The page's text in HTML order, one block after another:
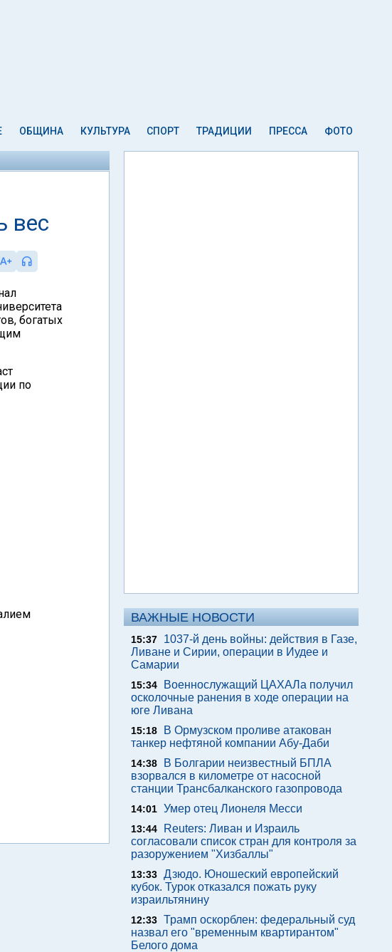
ОБЩИНА КУЛЬТУРА СПОРТ ТРАДИЦИИ ПРЕССА ФОТО
вес
богатых
по
ВАЖНЫЕ НОВОСТИ
15:37
1037-й день войны: действия в Газе,
Ливане и Сирии, операции в Иудее и
Самарии
15:34
Военнослужащий ЦАХАЛа получил
осколочные ранения в ходе операции на
юге Ливана
15:18
В Ормузском проливе атакован
танкер нефтяной компании Абу-Даби
14:38
В Болгарии неизвестный БПЛА
взорвался в километре от насосной
станции Трансбалканского газопровода
14:01 Умер отец Лионеля Месси
13:44
Reuters: Ливан и Израиль
согласовали список стран для контроля за
разоружением "Хизбаллы"
13:33 Дзюдо. Юношеский европейский
кубок. Турок отказался пожать руку
израильтянину
12:33 Трамп оскорблен: федеральный суд
назвал его "временным квартирантом"
Белого дома